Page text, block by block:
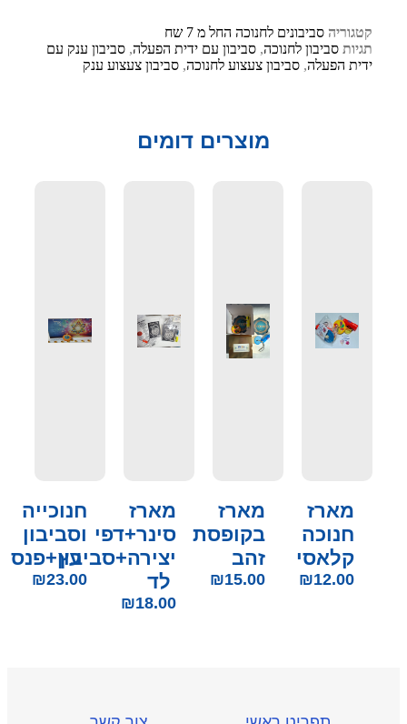
קטגוריה סביבונים לחנוכה החל מ 7 שח
תגיות סביבון לחנוכה, סביבון עם ידית הפעלה, סביבון ענק עם
ידית הפעלה, סביבון צעצוע לחנוכה, סביבון צעצוע ענק
מוצרים דומים
מארז
חנוכה
קלאסי
₪12.00
מארז
בקופסת
זהב
₪15.00
מארז
סינר+דפי
יצירה+סביבון+פנס
לד
₪18.00
חנוכייה
וסביבון
עץ
₪23.00